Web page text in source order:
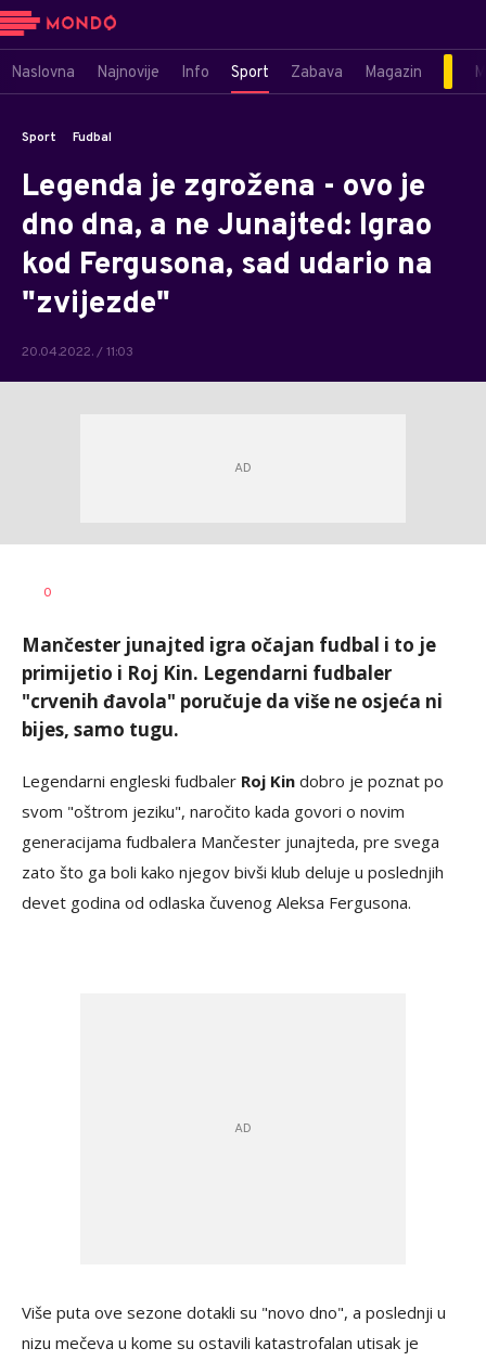
Naslovna Najnovije Info Sport Zabava Magazin
Sport Fudbal
Legenda je zgrožena - ovo je
dno dna, a ne Junajted: Igrao
kod Fergusona, sad udario na
"zvijezde"
20.04.2022. / 11:03
AUTOR
0
Mančester junajted igra očajan fudbal i to je
primijetio i Roj Kin. Legendarni fudbaler
"crvenih đavola" poručuje da više ne osjeća ni
bijes, samo tugu.
Legendarni engleski fudbaler Roj Kin dobro je poznat po
svom "oštrom jeziku", naročito kada govori o novim
generacijama fudbalera Mančester junajteda, pre svega
zato što ga boli kako njegov bivši klub deluje u poslednjih
devet godina od odlaska čuvenog Aleksa Fergusona.
Više puta ove sezone dotakli su "novo dno", a poslednji u
nizu mečeva u kome su ostavili katastrofalan utisak je